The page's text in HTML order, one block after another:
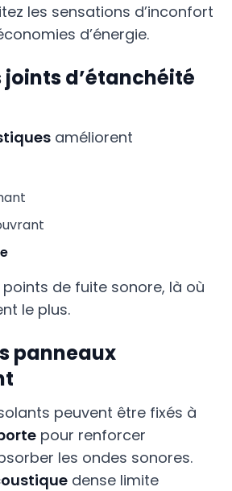
les sensations d’inconfort
d’énergie.
d’étanchéité
améliorent
de fuite sonore, là où
le plus.
panneaux
peuvent être fixés à
pour renforcer
les ondes sonores.
dense limite